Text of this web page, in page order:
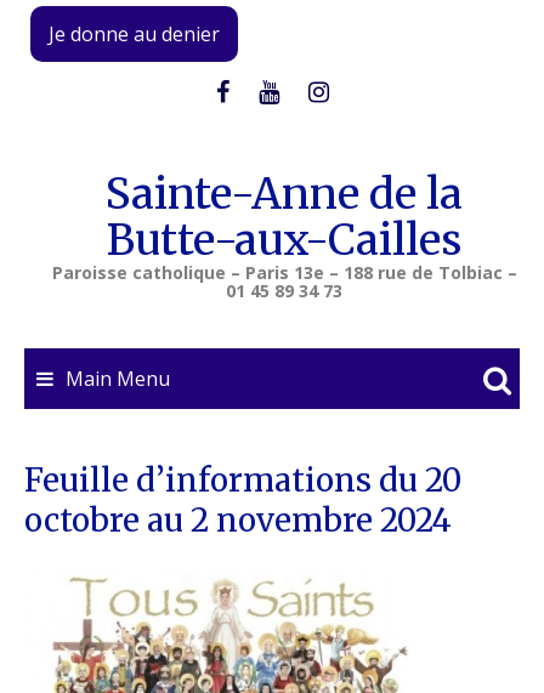
Skip
content
Je donne au denier
Sainte-Anne de la
Butte-aux-Cailles
Paroisse catholique – Paris 13e – 188 rue de Tolbiac –
01 45 89 34 73
Main Menu
Feuille d’informations du 20
octobre au 2 novembre 2024